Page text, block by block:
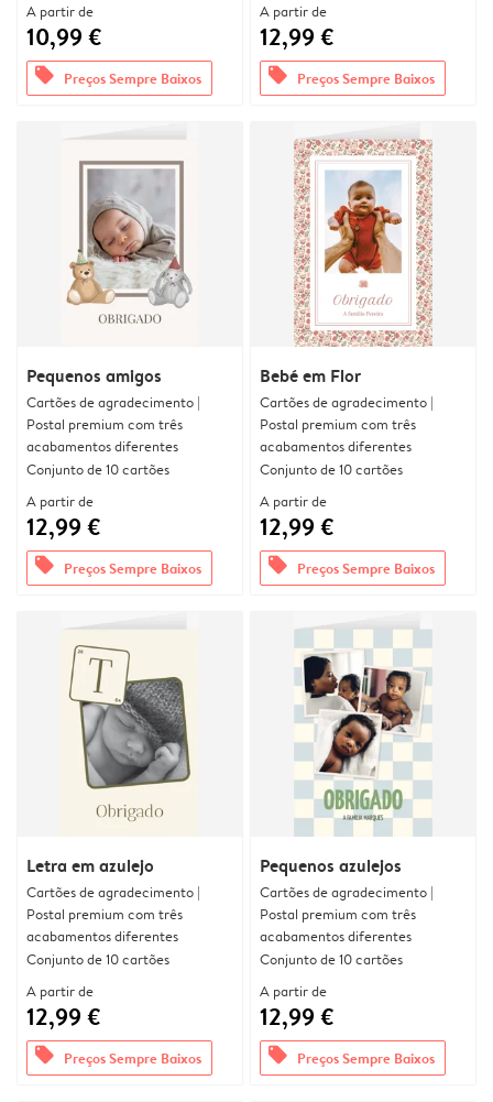
A partir de
10,99 €
offers Preços Sempre Baixos
A partir de
12,99 €
offers Preços Sempre Baixos
Pequenos amigos
Cartões de agradecimento |
Postal premium com três
acabamentos diferentes
Conjunto de 10 cartões
A partir de
12,99 €
offers Preços Sempre Baixos
Bebé em Flor
Cartões de agradecimento |
Postal premium com três
acabamentos diferentes
Conjunto de 10 cartões
A partir de
12,99 €
offers Preços Sempre Baixos
Letra em azulejo
Cartões de agradecimento |
Postal premium com três
acabamentos diferentes
Conjunto de 10 cartões
A partir de
12,99 €
offers Preços Sempre Baixos
Pequenos azulejos
Cartões de agradecimento |
Postal premium com três
acabamentos diferentes
Conjunto de 10 cartões
A partir de
12,99 €
offers Preços Sempre Baixos